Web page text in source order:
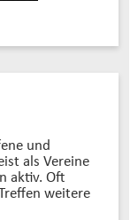
und
als Vereine
aktiv. Oft
weitere